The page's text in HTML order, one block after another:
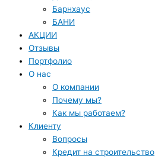
Барнхаус
БАНИ
АКЦИИ
Отзывы
Портфолио
О нас
О компании
Почему мы?
Как мы работаем?
Клиенту
Вопросы
Кредит на строительство